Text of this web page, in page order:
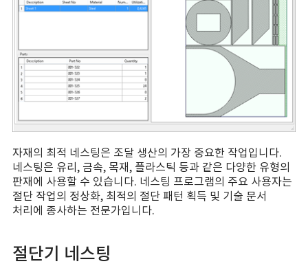
자재의 최적 네스팅은 조달 생산의 가장 중요한 작업입니다.
네스팅은 유리, 금속, 목재, 플라스틱 등과 같은 다양한 유형의
판재에 사용할 수 있습니다. 네스팅 프로그램의 주요 사용자는
절단 작업의 정상화, 최적의 절단 패턴 획득 및 기술 문서
처리에 종사하는 전문가입니다.
절단기 네스팅